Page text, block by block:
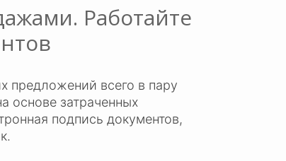
Работайте
предложений всего в пару
основе затраченных
подпись документов,